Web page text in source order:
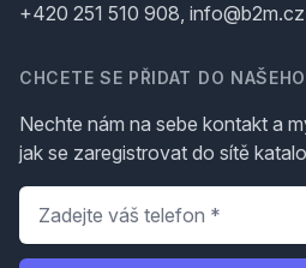
+420 251 510 908, info@b2m.cz
CHCETE SE PŘIDAT DO
Nechte nám na sebe kontakt a
jak se zaregistrovat do sítě
Telefon